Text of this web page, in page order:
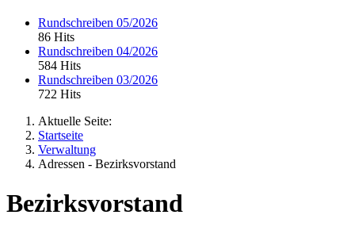
Rundschreiben 05/2026
86 Hits
Rundschreiben 04/2026
584 Hits
Rundschreiben 03/2026
722 Hits
Aktuelle Seite:
Startseite
Verwaltung
Adressen - Bezirksvorstand
Bezirksvorstand